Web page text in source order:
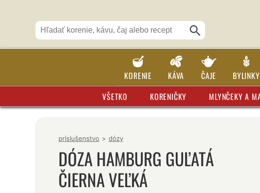
KORENIE KÁVA ČAJE BYLINKY
VŠETKO KORENIČKY MLYNČEKY A
príslušenstvo > dózy
DÓZA HAMBURG GUĽATÁ
ČIERNA VEĽKÁ